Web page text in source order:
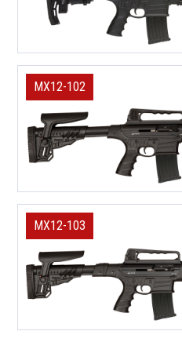
MX12-102
MX12-103